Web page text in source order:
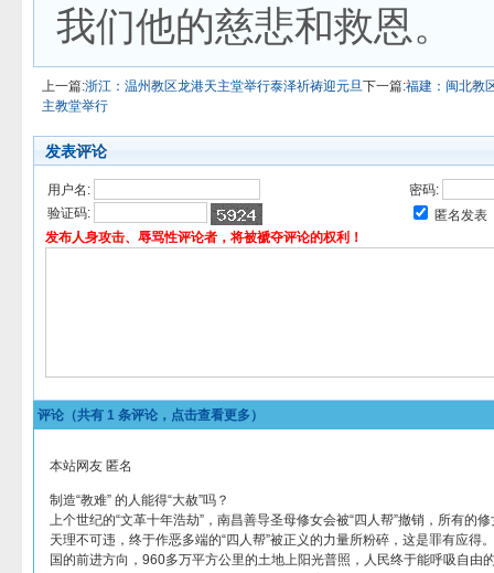
我们他的慈悲和救恩。
上一篇:浙江：温州教区龙港天主堂举行泰泽祈祷迎元旦下一篇:福建：闽北教
主教堂举行
发表评论
用户名:
密码:
验证码:
匿名发表
发布人身攻击、辱骂性评论者，将被褫夺评论的权利！
评论（共有 1 条评论，点击查看更多）
本站网友 匿名
制造“教难” 的人能得“大赦”吗？
上个世纪的“文革十年浩劫”，南昌善导圣母修女会被“四人帮”撤销，所有的
天理不可违，终于作恶多端的“四人帮”被正义的力量所粉碎，这是罪有应得
国的前进方向，960多万平方公里的土地上阳光普照，人民终于能呼吸自由